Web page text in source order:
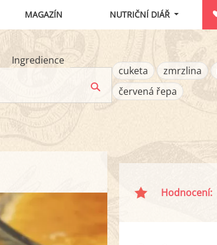
MAGAZÍN NUTRIČNÍ DIÁŘ
Ingredience
cuketa
zmrzlina
červená řepa
Hodnocení: